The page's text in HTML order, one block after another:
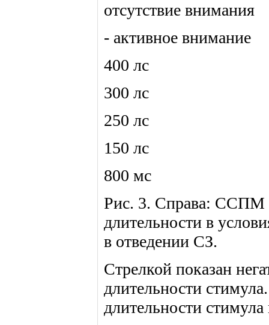
отсутствие внимания
- активное внимание
400 лс
300 лс
250 лс
150 лс
800 мс
Рис. 3. Справа: ССПМ
длительности в
в отведении СЗ.
Стрелкой показан
длительности
длительности